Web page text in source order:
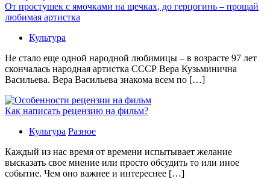
От простушек с ямочками на щечках, до герцогинь – прощай
любимая артистка
Культура
Не стало еще одной народной любимицы – в возрасте 97 лет
скончалась народная артистка СССР Вера Кузьминична
Васильева. Вера Васильева знакома всем по […]
Как написать рецензию на фильм?
Культура Разное
Каждый из нас время от времени испытывает желание
высказать свое мнение или просто обсудить то или иное
событие. Чем оно важнее и интереснее […]